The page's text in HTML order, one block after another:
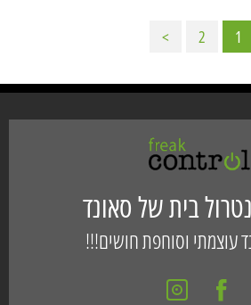
1
2
>
בית של סאונד
עוצמתי וסוחפת חושים!!!